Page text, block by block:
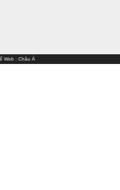
Web: Châu Á